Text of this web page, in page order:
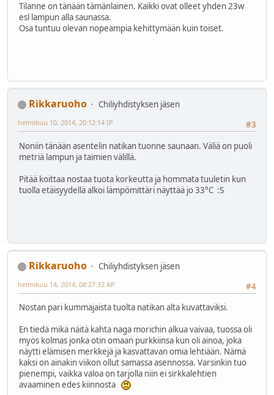
Tilanne on tänään tämänlainen. Kaikki ovat olleet yhden 23w
esl lampun alla saunassa.
Osa tuntuu olevan nopeampia kehittymään kuin toiset.
Rikkaruoho
Chiliyhdistyksen jäsen
#3
helmikuu 10, 2014, 20:12:14 IP
Noniin tänään asentelin natikan tuonne saunaan. Väliä on puoli
metriä lampun ja taimien välillä.
Pitää koittaa nostaa tuota korkeutta ja hommata tuuletin kun
tuolla etäisyydellä alkoi lämpömittäri näyttää jo 33°C :S
Rikkaruoho
Chiliyhdistyksen jäsen
#4
helmikuu 14, 2014, 08:27:32 AP
Nostan pari kummajaista tuolta natikan alta kuvattaviksi.
En tiedä mikä näitä kahta naga morichin alkua vaivaa, tuossa oli
myös kolmas jonka otin omaan purkkiinsa kun oli ainoa, joka
näytti elämisen merkkejä ja kasvattavan omia lehtiään. Nämä
kaksi on ainakin viikon ollut samassa asennossa. Varsinkin tuo
pienempi, vaikka valoa on tarjolla niin ei sirkkalehtien
avaaminen edes kiinnosta